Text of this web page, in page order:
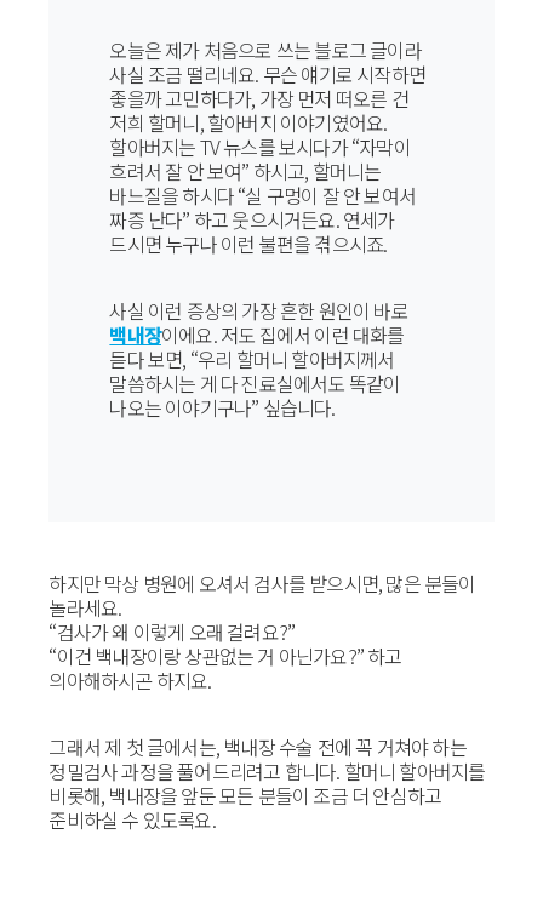
오늘은 제가 처음으로 쓰는 블로그 글이라
사실 조금 떨리네요. 무슨 얘기로 시작하면
좋을까 고민하다가, 가장 먼저 떠오른 건
저희 할머니, 할아버지 이야기였어요.
할아버지는 TV 뉴스를 보시다가 “자막이
흐려서 잘 안 보여” 하시고, 할머니는
바느질을 하시다 “실 구멍이 잘 안 보여서
짜증 난다” 하고 웃으시거든요. 연세가
드시면 누구나 이런 불편을 겪으시죠.
사실 이런 증상의 가장 흔한 원인이 바로
백내장이에요. 저도 집에서 이런 대화를
듣다 보면, “우리 할머니 할아버지께서
말씀하시는 게 다 진료실에서도 똑같이
나오는 이야기구나” 싶습니다.
하지만 막상 병원에 오셔서 검사를 받으시면, 많은 분들이
놀라세요.
“검사가 왜 이렇게 오래 걸려요?”
“이건 백내장이랑 상관없는 거 아닌가요?” 하고
의아해하시곤 하지요.
그래서 제 첫 글에서는, 백내장 수술 전에 꼭 거쳐야 하는
정밀검사 과정을 풀어드리려고 합니다. 할머니 할아버지를
비롯해, 백내장을 앞둔 모든 분들이 조금 더 안심하고
준비하실 수 있도록요.